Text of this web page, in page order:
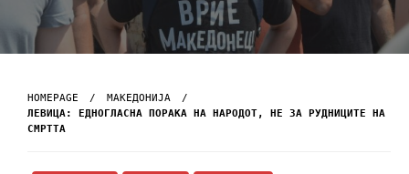
HOMEPAGE
МАКЕДОНИЈА
ЛEВИЦА: ЕДНОГЛАСНА ПОРАКА НА НАРОДОТ, НЕ ЗА РУДНИЦИТЕ НА
СМРТТА